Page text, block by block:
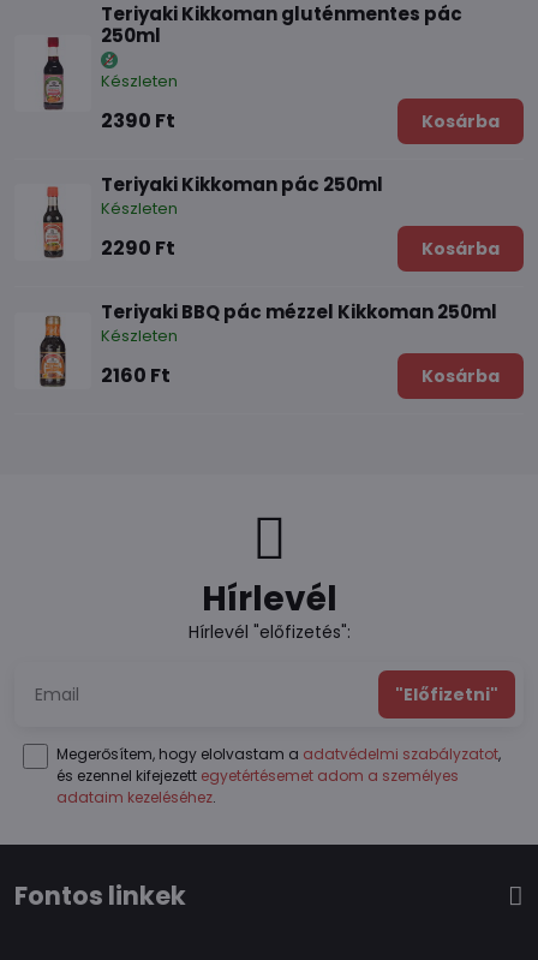
Teriyaki Kikkoman gluténmentes pác
250ml
Készleten
2390 Ft Kosárba
Teriyaki Kikkoman pác 250ml
Készleten
2290 Ft Kosárba
Teriyaki BBQ pác mézzel Kikkoman 250ml
Készleten
2160 Ft Kosárba
Hírlevél
Hírlevél "előfizetés":
"Előfizetni"
Megerősítem, hogy elolvastam a adatvédelmi szabályzatot,
és ezennel kifejezett egyetértésemet adom a személyes
adataim kezeléséhez.
Fontos linkek